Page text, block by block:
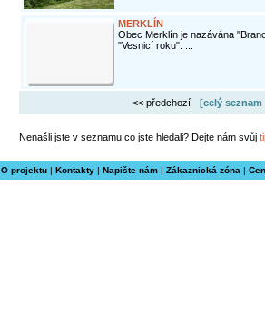
MERKLÍN
Obec Merklín je nazávána
"Vesnicí roku". ...
<< předchozí [celý seznam
Nenašli jste v seznamu co jste hledali? Dejte nám svůj
O projektu| Kontakty| Napište nám| Zákaznická zóna |